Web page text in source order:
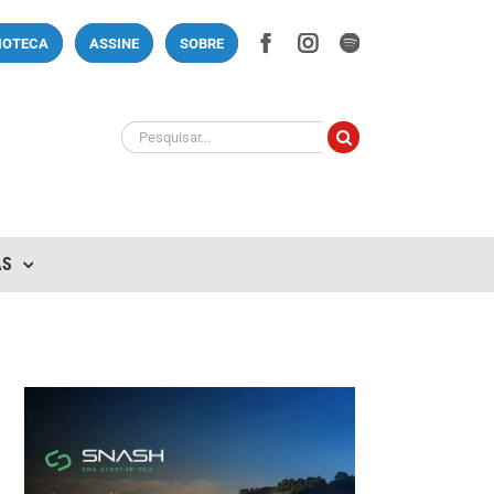
ASSINE SOBRE Facebook
Instagram
Spotify
Buscar
resultados